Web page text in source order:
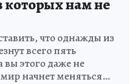
которых нам не
что однажды из
всего пять
вы этого даже не
начнет меняться…